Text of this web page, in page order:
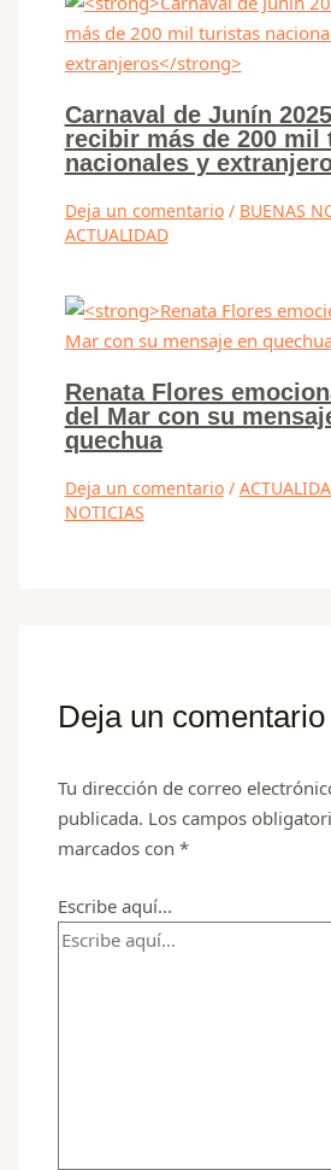
Carnaval de Junín
recibir más de 200 mil
nacionales y
Deja un comentario / BUENAS
ACTUALIDAD
Renata Flores
del Mar con su
quechua
Deja un comentario /
NOTICIAS
Deja un comentario
Tu dirección de correo
publicada. Los campos
marcados con*
Escribe aquí...